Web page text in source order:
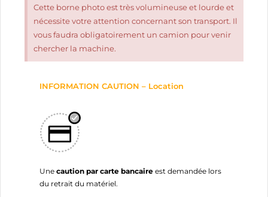
Cette borne photo est très volumineuse et lourde et
nécessite votre attention concernant son transport. Il
vous faudra obligatoirement un camion pour venir
chercher la machine.
INFORMATION CAUTION – Location
Une caution par carte bancaire est demandée lors
du retrait du matériel.